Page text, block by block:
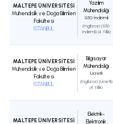
MALTEPE ÜNİVERSİTESİ
Mühendislik ve Doğa Bilimleri
Fakültesi
İSTANBUL
Yazılım
Mühendisliği
%50 İndirimli
(İngilizce) (%50
İndirimli) (4 Yıllık)
MALTEPE ÜNİVERSİTESİ
Mühendislik ve Doğa Bilimleri
Fakültesi
İSTANBUL
Bilgisayar
Mühendisliği
Ücretli
(İngilizce) (Ücretli)
(4 Yıllık)
MALTEPE ÜNİVERSİTESİ
Elektrik-
Elektronik